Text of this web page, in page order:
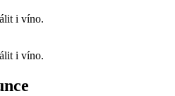
i víno.
i víno.